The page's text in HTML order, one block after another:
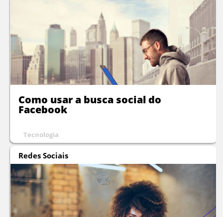
Como usar a busca social do
Facebook
Tecnologia
Redes Sociais